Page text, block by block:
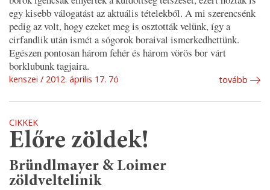
egy kisebb válogatást az aktuális tételekből. A mi szerencsénk
pedig az volt, hogy ezeket meg is osztották velünk, így a
cirfandlik után ismét a sógorok boraival ismerkedhettünk.
Egészen pontosan három fehér és három vörös bor várt
borklubunk tagjaira.
kenszei 2012. április 17. 7ó tovább
CIKKEK
Előre zöldek!
Bründlmayer & Loimer
zöldveltelinik